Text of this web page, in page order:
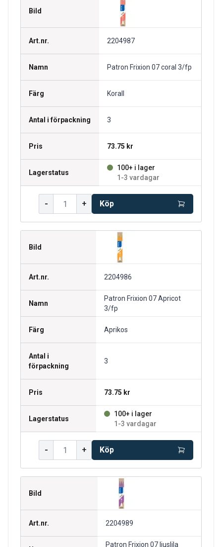
Bild
Art.nr. 2204987
Namn Patron Frixion 07 coral 3/fp
Färg Korall
Antal i förpackning 3
Pris 73.75 kr
Lagerstatus
100+ i lager
1-3 vardagar
- + Köp
Bild
Art.nr. 2204986
Namn
Patron Frixion 07 Apricot
3/fp
Färg Aprikos
Antal i
förpackning
3
Pris 73.75 kr
Lagerstatus
100+ i lager
1-3 vardagar
- + Köp
Bild
Art.nr. 2204989
Patron Frixion 07 ljuslila